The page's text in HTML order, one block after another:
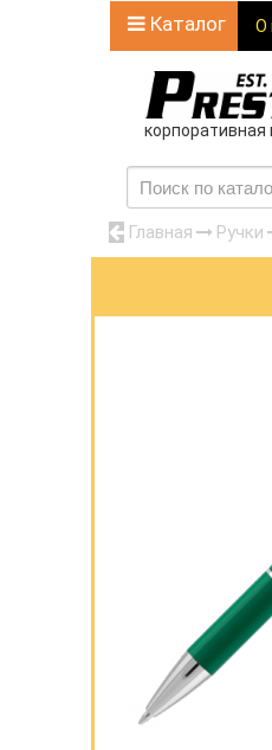
Каталог О
корпоративная
Главная Ручки